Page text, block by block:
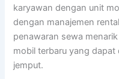
karyawan dengan unit
dengan manajemen
penawaran sewa
mobil terbaru yang
jemput.